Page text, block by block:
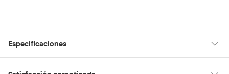
Especificaciones